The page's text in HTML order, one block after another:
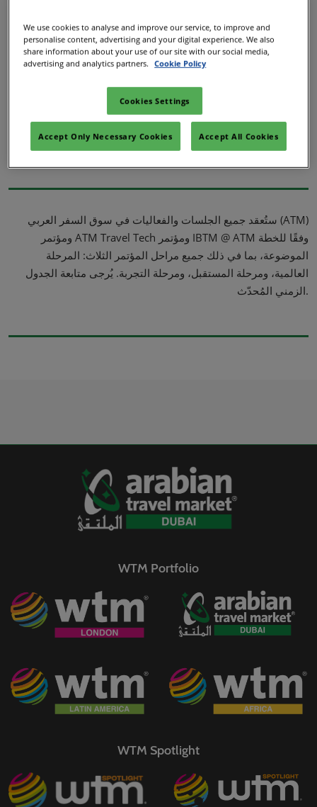
Global Hub
صقل خبرتك في مجال السفر، واكتشف الاتجاهات الناشئة، وتعرف
على استراتيجيات لاغتنام الفرص الجديدة في صناعة السفر سريعة
ورش العمل
ستُعقد جميع الجلسات والفعاليات في سوق السفر العربي (ATM)
ومؤتمر ATM Travel Tech ومؤتمر IBTM @ ATM وفقًا للخطة
الموضوعة، بما في ذلك جميع مراحل المؤتمر الثلاث: المرحلة
العالمية، ومرحلة المستقبل، ومرحلة التجربة. يُرجى متابعة الجدول
الزمني المُحدّث.
WTM Portfolio
WTM Spotlight
We use cookies to analyse and improve our service, to improve and
personalise content, advertising and your digital experience. We also
share information about your use of our site with our social media,
advertising and analytics partners.
Cookie Policy
Cookies Settings
Accept Only Necessary Cookies Accept All Cookies